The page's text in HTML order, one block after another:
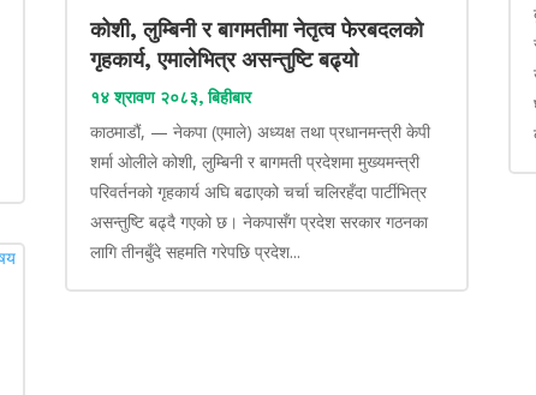
कोशी, लुम्बिनी र बागमतीमा नेतृत्व फेरबदलको
गृहकार्य, एमालेभित्र असन्तुष्टि बढ्यो
१४ श्रावण २०८३, बिहीबार
काठमाडौं, — नेकपा (एमाले) अध्यक्ष तथा प्रधानमन्त्री केपी
शर्मा ओलीले कोशी, लुम्बिनी र बागमती प्रदेशमा मुख्यमन्त्री
परिवर्तनको गृहकार्य अघि बढाएको चर्चा चलिरहँदा पार्टीभित्र
असन्तुष्टि बढ्दै गएको छ। नेकपासँग प्रदेश सरकार गठनका
लागि तीनबुँदे सहमति गरेपछि प्रदेश...